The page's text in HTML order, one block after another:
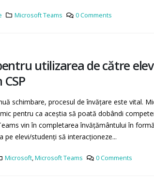
Microsoft Teams 0 Comments
utilizarea de către
schimbare, procesul de învățare este vital.
pentru ca aceștia să poată dobândi
vin în completarea învățământului în
pe elevi/studenți să interacționeze...
Microsoft,Microsoft Teams 0 Comments